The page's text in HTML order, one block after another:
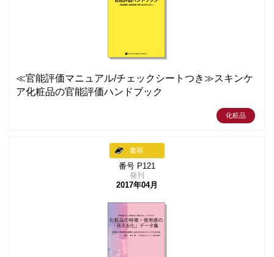
≪官能評価マニュアル/チェックシートつき≫スキンケ
ア化粧品の官能評価ハンドブック
化粧品
書籍
番号 P121
発刊
2017年04月